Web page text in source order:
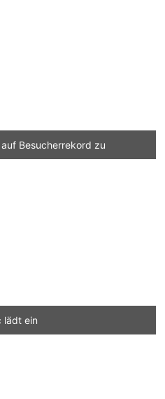
Besucherrekord zu
lädt ein